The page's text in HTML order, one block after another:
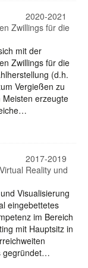
2020-2021
Zwillings für die
mit der
Zwillings für die
(d.h.
Vergießen zu
Meisten erzeugte
2017-2019
Reality und
Visualisierung
eingebettetes
im Bereich
mit Hauptsitz in
gegründet…